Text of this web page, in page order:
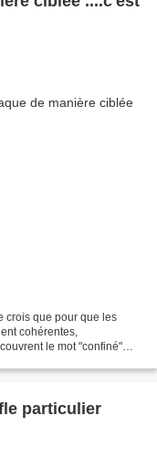
crois que pour que les
cohérentes,
le mot "confiné"
particulier